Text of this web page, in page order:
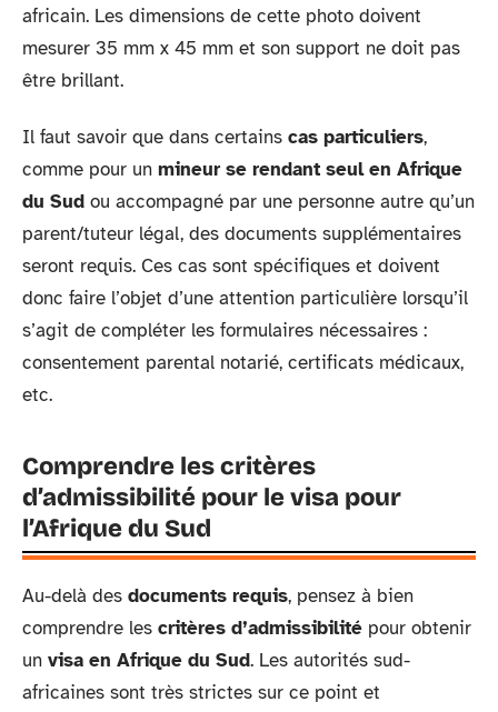
africain. Les dimensions de cette photo doivent
mesurer 35 mm x 45 mm et son support ne doit pas
être brillant.
Il faut savoir que dans certains cas particuliers,
comme pour un mineur se rendant seul en Afrique
du Sud ou accompagné par une personne autre qu’un
parent/tuteur légal, des documents supplémentaires
seront requis. Ces cas sont spécifiques et doivent
donc faire l’objet d’une attention particulière lorsqu’il
s’agit de compléter les formulaires nécessaires :
consentement parental notarié, certificats médicaux,
etc.
Comprendre les critères
d’admissibilité pour le visa pour
l’Afrique du Sud
Au-delà des documents requis, pensez à bien
comprendre les critères d’admissibilité pour obtenir
un visa en Afrique du Sud. Les autorités sud-
africaines sont très strictes sur ce point et